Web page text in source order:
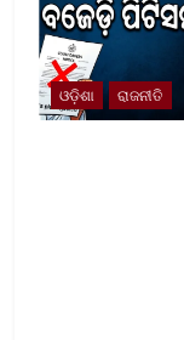
ଓଡ଼ିଶା ରାଜନୀତି